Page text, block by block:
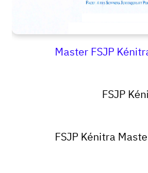
Master FSJP
FSJP
FSJP Kénitra